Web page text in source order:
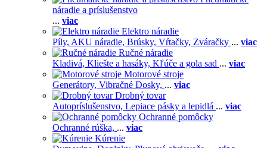
náradie a príslušenstvo
... viac
Elektro náradie
Píly, AKU náradie, Brúsky, Vŕtačky, Zváračky ... viac
Ručné náradie
Kladivá, Kliešte a hasáky, Kľúče a gola sad ... viac
Motorové stroje
Generátory, Vibračné Dosky, ... viac
Drobný tovar
Autopríslušenstvo, Lepiace pásky a lepidlá ... viac
Ochranné pomôcky
Ochranné rúška, ... viac
Kúrenie